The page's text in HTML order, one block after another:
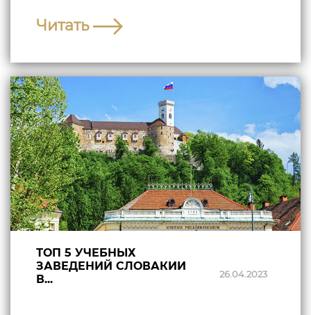
Читать
ТОП 5 УЧЕБНЫХ
ЗАВЕДЕНИЙ СЛОВАКИИ
В...
26.04.2023